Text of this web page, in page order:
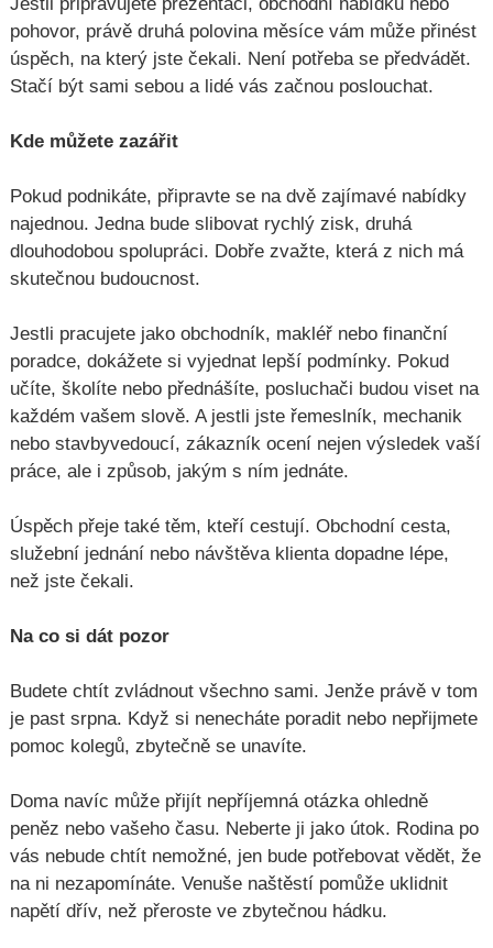
pohovor, právě druhá polovina měsíce vám může přinést
úspěch, na který jste čekali. Není potřeba se předvádět.
Stačí být sami sebou a lidé vás začnou poslouchat.
Kde můžete zazářit
Pokud podnikáte, připravte se na dvě zajímavé nabídky
najednou. Jedna bude slibovat rychlý zisk, druhá
dlouhodobou spolupráci. Dobře zvažte, která z nich má
skutečnou budoucnost.
Jestli pracujete jako obchodník, makléř nebo finanční
poradce, dokážete si vyjednat lepší podmínky. Pokud
učíte, školíte nebo přednášíte, posluchači budou viset na
každém vašem slově. A jestli jste řemeslník, mechanik
nebo stavbyvedoucí, zákazník ocení nejen výsledek vaší
práce, ale i způsob, jakým s ním jednáte.
Úspěch přeje také těm, kteří cestují. Obchodní cesta,
služební jednání nebo návštěva klienta dopadne lépe,
než jste čekali.
Na co si dát pozor
Budete chtít zvládnout všechno sami. Jenže právě v tom
je past srpna. Když si nenecháte poradit nebo nepřijmete
pomoc kolegů, zbytečně se unavíte.
Doma navíc může přijít nepříjemná otázka ohledně
peněz nebo vašeho času. Neberte ji jako útok. Rodina po
vás nebude chtít nemožné, jen bude potřebovat vědět, že
na ni nezapomínáte. Venuše naštěstí pomůže uklidnit
napětí dřív, než přeroste ve zbytečnou hádku.